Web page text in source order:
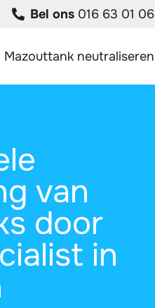
Bel ons016 63 01 06
Mazouttank neutraliseren
van
door
in